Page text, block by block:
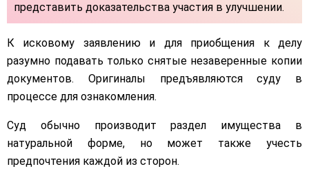
представить доказательства участия в улучшении.
К исковому заявлению и для приобщения к делу
разумно подавать только снятые незаверенные копии
документов. Оригиналы предъявляются суду в
процессе для ознакомления.
Суд обычно производит раздел имущества в
натуральной форме, но может также учесть
предпочтения каждой из сторон.